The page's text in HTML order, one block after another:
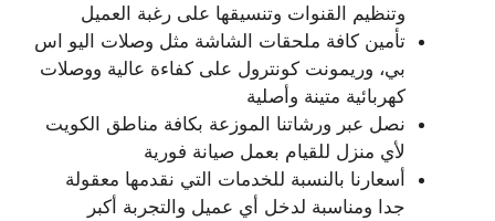
وتنظيم القنوات وتنسيقها على رغبة العميل
تأمين كافة ملحقات الشاشة مثل وصلات اليو اس
بي، وريمونت كونترول على كفاءة عالية ووصلات
كهربائية متينة وأصلية
نصل عبر ورشاتنا الموزعة بكافة مناطق الكويت
لأي منزل للقيام بعمل صيانة فورية
أسعارنا بالنسبة للخدمات التي نقدمها معقولة
جدا ومناسبة لدخل أي عميل والتجربة أكبر